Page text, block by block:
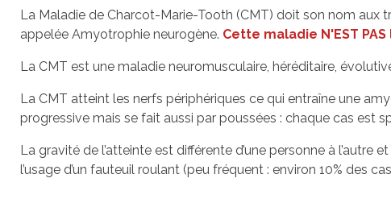
La Maladie de Charcot-Marie-Tooth (CMT) doit son nom aux
appelée Amyotrophie neurogène. Cette maladie N'EST
La CMT est une maladie neuromusculaire, héréditaire,
La CMT atteint les nerfs périphériques ce qui entraîne une
progressive mais se fait aussi par poussées : chaque cas est
La gravité de l’atteinte est différente d’une personne à l’autre
l’usage d’un fauteuil roulant (peu fréquent : environ 10% des